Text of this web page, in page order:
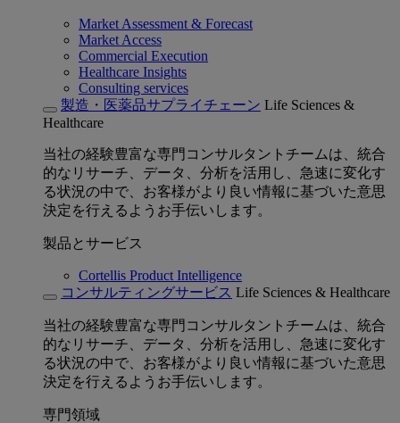
Market Assessment & Forecast
Market Access
Commercial Execution
Healthcare Insights
Consulting services
製造・医薬品サプライチェーン Life Sciences &
Healthcare
当社の経験豊富な専門コンサルタントチームは、統合
的なリサーチ、データ、分析を活用し、急速に変化す
る状況の中で、お客様がより良い情報に基づいた意思
決定を行えるようお手伝いします。
製品とサービス
Cortellis Product Intelligence
コンサルティングサービス Life Sciences & Healthcare
当社の経験豊富な専門コンサルタントチームは、統合
的なリサーチ、データ、分析を活用し、急速に変化す
る状況の中で、お客様がより良い情報に基づいた意思
決定を行えるようお手伝いします。
専門領域